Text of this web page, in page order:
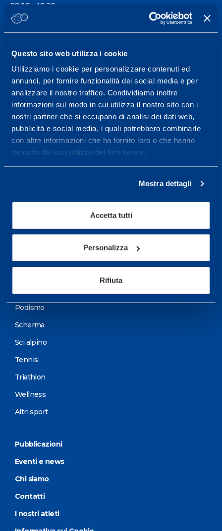
Questo sito web utilizza i cookie
Utilizziamo i cookie per personalizzare contenuti ed
annunci, per fornire funzionalità dei social media e per
analizzare il nostro traffico. Condividiamo inoltre
informazioni sul modo in cui utilizza il nostro sito con i
nostri partner che si occupano di analisi dei dati web,
pubblicità e social media, i quali potrebbero combinarle
con altre informazioni che ha fornito loro o che hanno
raccolto dal suo utilizzo dei loro servizi.
Mostra dettagli
Accetta tutti
Personalizza
Rifiuta
08.30 - 18.30
Centro servizi per l'alta
prestazione ed il
wellness.
Maggiori informazioni
Servizi
Servizi Medici
Test di valutazione
Podismo
Scherma
Sci alpino
Tennis
Triathlon
Wellness
Altri sport
Pubblicazioni
Eventi e news
Chi siamo
Contatti
I nostri atleti